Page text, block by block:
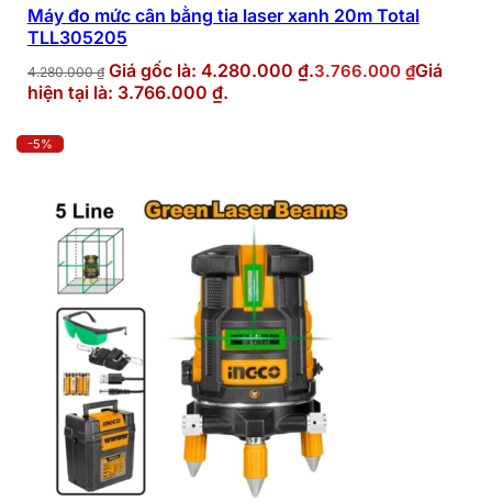
Máy đo mức cân bằng tia laser xanh 20m Total
TLL305205
4.280.000₫ Giá gốc là: 4.280.000 ₫.3.766.000 ₫Giá
hiện tại là: 3.766.000 ₫.
-5%